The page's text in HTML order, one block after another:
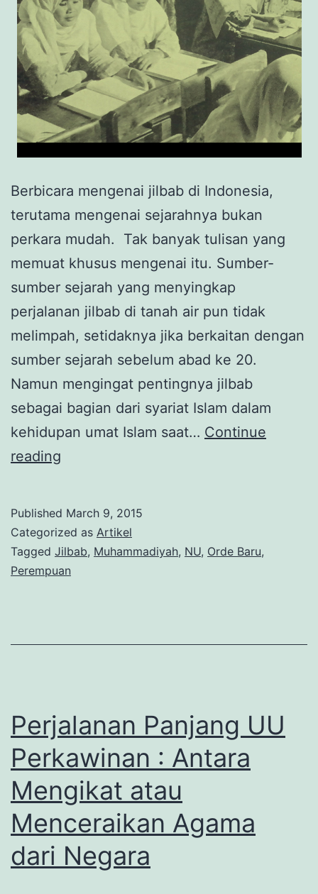
Berbicara mengenai jilbab di Indonesia,
terutama mengenai sejarahnya bukan
perkara mudah. Tak banyak tulisan yang
memuat khusus mengenai itu. Sumber-
sumber sejarah yang menyingkap
perjalanan jilbab di tanah air pun tidak
melimpah, setidaknya jika berkaitan dengan
sumber sejarah sebelum abad ke 20.
Namun mengingat pentingnya jilbab
sebagai bagian dari syariat Islam dalam
kehidupan umat Islam saat… Continue
reading
di
Indonesia
Published March 9, 2015
Categorized as Artikel
Tagged Jilbab, Muhammadiyah, NU, Orde Baru,
Perempuan
Perjalanan Panjang UU
Perkawinan : Antara
Mengikat atau
Menceraikan Agama
dari Negara